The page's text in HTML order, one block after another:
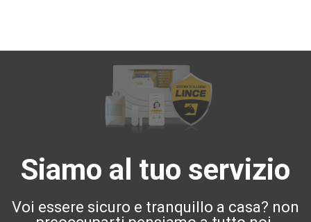
Siamo al tuo servizio
Voi essere sicuro e tranquillo a casa? non